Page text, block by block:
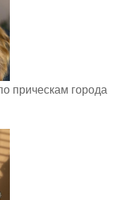
прическам города